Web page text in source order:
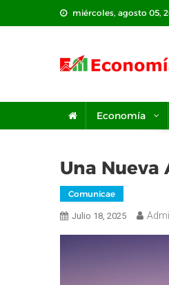
al
miércoles, agosto 05,
Economía
Una Nueva
Comunicae
Julio 18, 2025